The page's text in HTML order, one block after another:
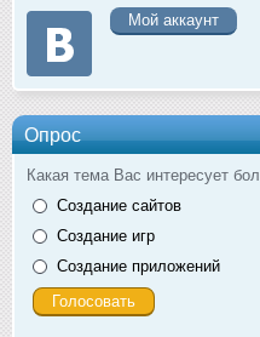
Мой аккаунт
Опрос
Какая тема Вас интересует
Создание сайтов
Создание игр
Создание приложений